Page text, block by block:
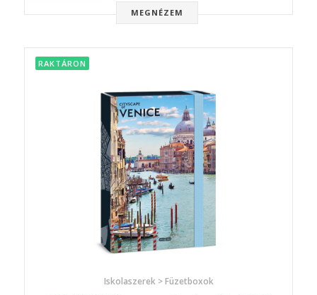
MEGNÉZEM
RAKTÁRON
Iskolaszerek > Füzetboxok